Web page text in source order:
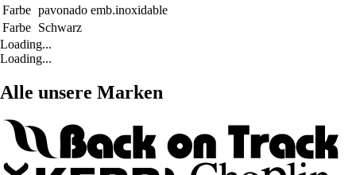
Farbe pavonado emb.inoxidable
Farbe Schwarz
Loading...
Loading...
Alle unsere Marken